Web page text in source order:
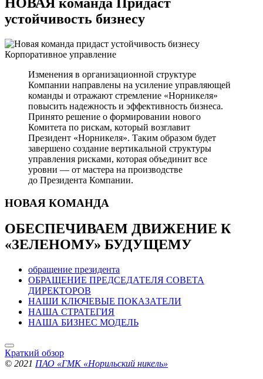
устойчивость бизнесу
Корпоративное управление
Изменения в организационной структуре
Компании направлены на усиление управляющей
команды и отражают стремление «Норникеля»
повысить надежность и эффективность бизнеса.
Принято решение о формировании нового
Комитета по рискам, который возглавит
Президент «Норникеля». Таким образом будет
завершено создание вертикальной структуры
управления рисками, которая объединит все
уровни — от мастера на производстве
до Президента Компании.
НОВАЯ КОМАНДА
ОБЕСПЕЧИВАЕМ ДВИЖЕНИЕ К
«ЗЕЛЕНОМУ» БУДУЩЕМУ
обращение президента
ОБРАЩЕНИЕ ПРЕДСЕДАТЕЛЯ СОВЕТА
ДИРЕКТОРОВ
НАШИ КЛЮЧЕВЫЕ ПОКАЗАТЕЛИ
НАША СТРАТЕГИЯ
НАША БИЗНЕС МОДЕЛЬ
Краткий обзор
© 2021 ПАО «ГМК «Норильский никель»